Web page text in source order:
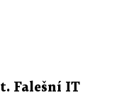
Falešní IT